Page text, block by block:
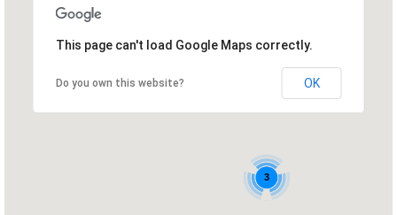
3
This page can't load Google Maps correctly.
Do you own this website? OK